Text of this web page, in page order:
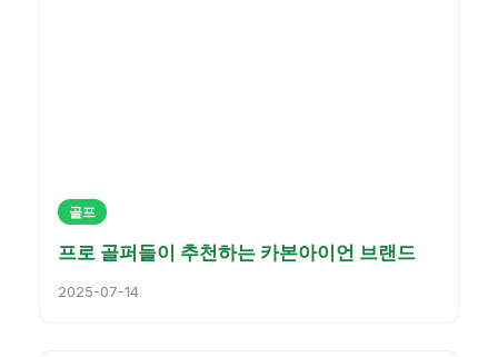
골프
프로 골퍼들이 추천하는 카본아이언 브랜드
2025-07-14